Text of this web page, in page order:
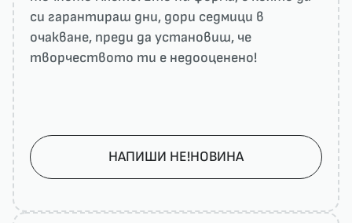
си гарантираш дни, дори седмици в
очакване, преди да установиш, че
творчеството ти е недооценено!
НАПИШИ НЕ!НОВИНА